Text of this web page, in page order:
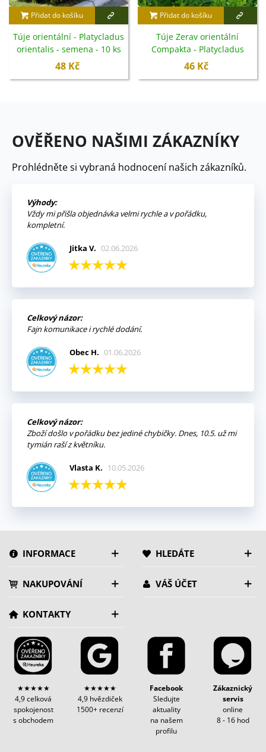
Přidat do košíku
Túje orientální - Platycladus
orientalis - semena - 10 ks
48 Kč
Přidat do košíku
Túje Zerav orientální
Compakta - Platycladus
orientalis - semena - 18 ks
46 Kč
OVĚŘENO NAŠIMI ZÁKAZNÍKY
Prohlédněte si vybraná hodnocení našich zákazníků.
Výhody:
Vždy mi přišla objednávka velmi rychle a v pořádku,
kompletní.
Jitka V. 02.06.2026
Celkový názor:
Fajn komunikace i rychlé dodání.
Obec H. 01.06.2026
Celkový názor:
Zboží došlo v pořádku bez jediné chybičky. Dnes, 10.5. už mi
tymián raší z květníku.
Vlasta K. 10.05.2026
INFORMACE HLEDÁTE
NAKUPOVÁNÍ VÁŠ ÚČET
KONTAKTY
★★★★★
4,9 celková
spokojenost
s obchodem
★★★★★
4,9 hvězdiček
1500+ recenzí
Facebook
Sledujte
aktuality
na našem
profilu
Zákaznický
servis
online
8 - 16 hod